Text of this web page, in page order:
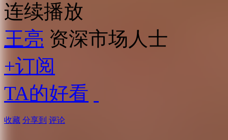
连续播放
王亮 资深市场人士
+订阅
TA的好看
收藏 分享到 评论